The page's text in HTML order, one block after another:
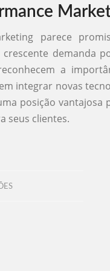
parece
demanda
a
integrar novas
posição vantajosa
seus clientes.